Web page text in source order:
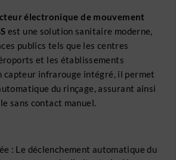
électronique de mouvement
est une solution sanitaire moderne,
publics tels que les centres
et les établissements
capteur infrarouge intégré, il permet
du rinçage, assurant ainsi
sans contact manuel.
: Le déclenchement automatique du